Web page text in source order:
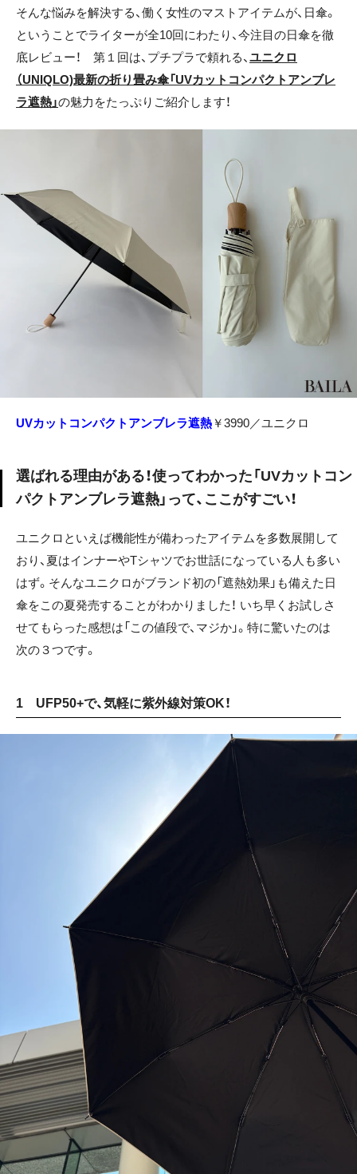
そんな悩みを解決する、働く女性のマストアイテムが、日傘。
ということでライターが全10回にわたり、今注目の日傘を徹
底レビュー！ 第１回は、プチプラで頼れる、 ユニクロ
（UNIQLO)最新の折り畳み傘「UVカットコンパクトアンブレ
ラ遮熱」の魅力をたっぷりご紹介します！
UVカットコンパクトアンブレラ遮熱 ￥3990／ユニクロ
選ばれる理由がある！使ってわかった「UVカットコン
パクトアンブレラ遮熱」って、ここがすごい！
ユニクロといえば機能性が備わったアイテムを多数展開して
おり、夏はインナーやTシャツでお世話になっている人も多い
はず。そんなユニクロがブランド初の「遮熱効果」も備えた日
傘をこの夏発売することがわかりました！ いち早くお試しさ
せてもらった感想は「この値段で、マジか」。特に驚いたのは
次の３つです。
1 UFP50+で、気軽に紫外線対策OK！